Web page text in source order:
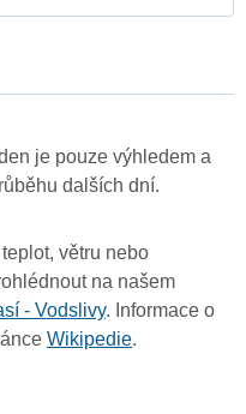
je pouze výhledem a
dalších dní.
větru nebo
na našem
- Vodslivy. Informace o
Wikipedie.